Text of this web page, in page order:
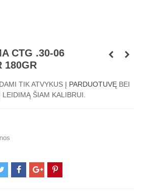
CTG .30-06
180GR
TIK ATVYKUS Į PARDUOTUVĘ BEI
ŠIAM KALIBRUI.